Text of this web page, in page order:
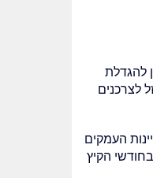
להגדלת
לצרכנים
העמקים
הקיץ